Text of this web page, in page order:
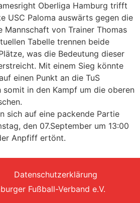
Oberliga Hamburg trifft
USC Paloma auswärts gegen die
Mannschaft von Trainer Thomas
Tabelle trennen beide
was die Bedeutung dieser
Mit einem Sieg könnte
einen Punkt an die TuS
somit in den Kampf um die oberen
sich auf eine packende Partie
den 07.September um 13:00
Anpfiff ertönt.
Datenschutzerklärung
Fußball-Verband e.V.